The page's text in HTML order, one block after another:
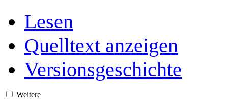
Lesen
Quelltext anzeigen
Versionsgeschichte
Weitere